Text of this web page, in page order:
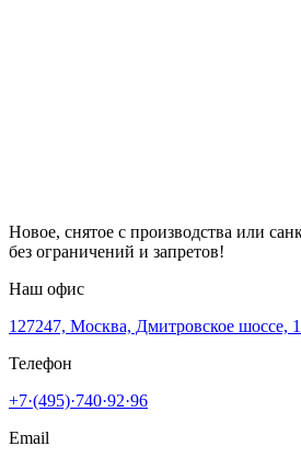
Новое, снятое с производства или
без ограничений и запретов!
Наш офис
127247, Москва, Дмитровское шоссе,
Телефон
+7·(495)·740·92·96
Email